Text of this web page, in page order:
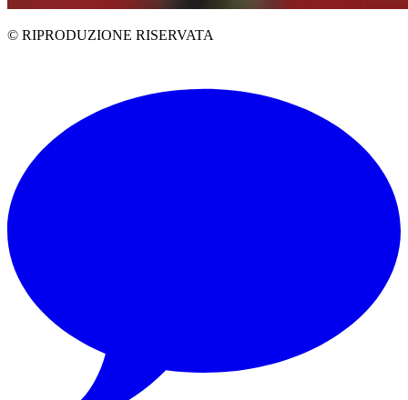
© RIPRODUZIONE RISERVATA